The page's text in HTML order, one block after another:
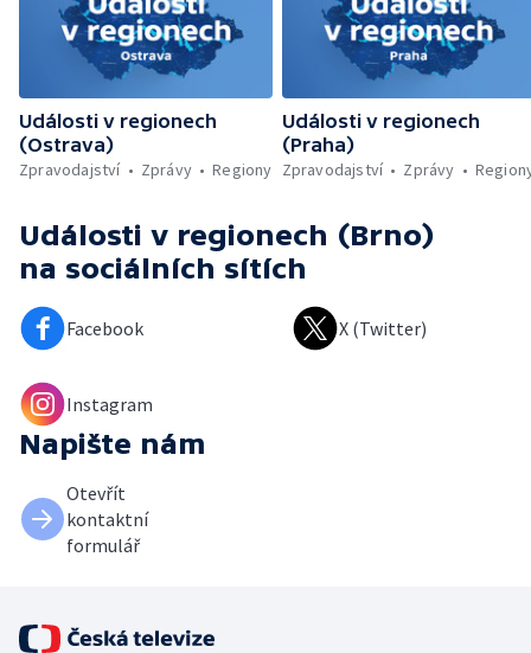
Události v regionech
(Ostrava)
Zpravodajství
Zprávy Regiony
Události v regionech
(Praha)
Zpravodajství
Zprávy
Události v regionech (Brno)
na sociálních sítích
Facebook X (Twitter)
Instagram
Napište nám
Otevřít
kontaktní
formulář